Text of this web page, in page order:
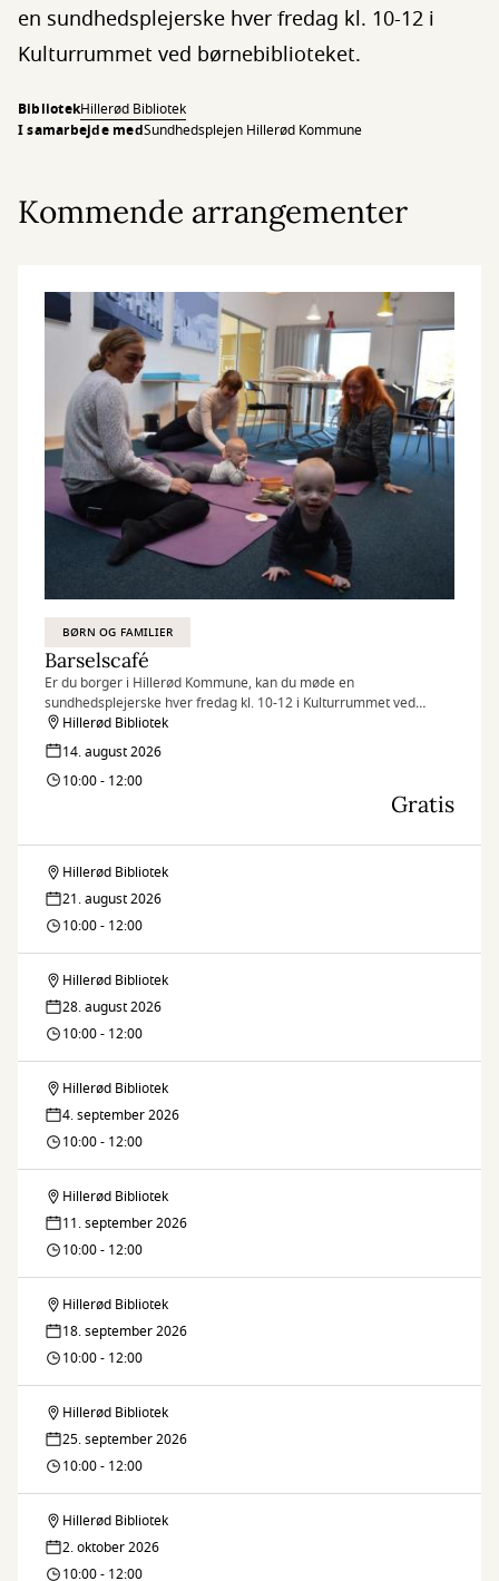
en sundhedsplejerske hver fredag kl. 10-12 i
Kulturrummet ved børnebiblioteket.
BibliotekHillerød Bibliotek
I samarbejde medSundhedsplejen Hillerød Kommune
Kommende arrangementer
BØRN OG FAMILIER
Barselscafé
Er du borger i Hillerød Kommune, kan du møde en
sundhedsplejerske hver fredag kl. 10-12 i Kulturrummet ved
børnebiblioteket.
Hillerød Bibliotek
14. august 2026
10:00 - 12:00
Gratis
Barselscafé
Hillerød Bibliotek
21. august 2026
10:00 - 12:00
Barselscafé
Hillerød Bibliotek
28. august 2026
10:00 - 12:00
Barselscafé
Hillerød Bibliotek
4. september 2026
10:00 - 12:00
Barselscafé
Hillerød Bibliotek
11. september 2026
10:00 - 12:00
Barselscafé
Hillerød Bibliotek
18. september 2026
10:00 - 12:00
Barselscafé
Hillerød Bibliotek
25. september 2026
10:00 - 12:00
Barselscafé
Hillerød Bibliotek
2. oktober 2026
10:00 - 12:00